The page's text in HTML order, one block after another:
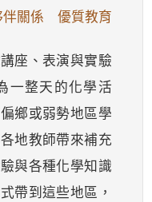
關係 優質教育
座、表演與實驗
一整天的化學活
鄉或弱勢地區學
地教師帶來補充
與各種化學知識
帶到這些地區，